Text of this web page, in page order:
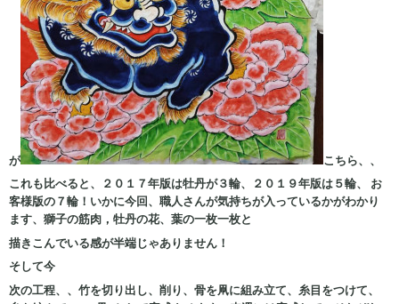
が
こちら、、
これも比べると、２０１７年版は牡丹が３輪、２０１９年版は５輪、 お
客様版の７輪！いかに今回、職人さんが気持ちが入っているかがわかり
ます、獅子の筋肉，牡丹の花、葉の一枚一枚と
描きこんでいる感が半端じゃありません！
そして今
次の工程、、竹を切り出し、削り、骨を凧に組み立て、糸目をつけて、